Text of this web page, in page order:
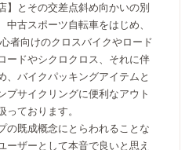
】とその交差点斜め向かいの別
古スポーツ自転車をはじめ、
者向けのクロスバイクやロード
ードやシクロクロス、それに伴
、バイクパッキングアイテムと
プサイクリングに便利なアウト
っております。
の既成概念にとらわれることな
ーザーとして本音で良いと思え